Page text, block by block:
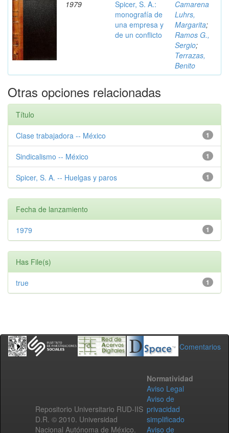
1979
Spicer, S. A.:
monografía de
una empresa y
de un conflicto
Camarena
Luhrs,
Margarita;
Ramos G.,
Sergio;
Terrazas,
Benito
Otras opciones relacionadas
Título
1
Clase trabajadora -- México
1
Sindicalismo -- México
1
Spicer, S. A. -- Huelgas y paros
Fecha de lanzamiento
1
1979
Has File(s)
1
true
Comentarios
Repositorio Universitario RUD-IIS
D.R. © 2010. Universidad
Nacional Autónoma de México.
Normatividad
Aviso Legal
Aviso de
privacidad
simplificado
Aviso de